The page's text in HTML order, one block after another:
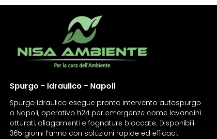
Spurgo - Idraulico - Napoli
Spurgo idraulico esegue pronto intervento autospurgo
a Napoli, operativo h24 per emergenze come lavandini
otturati, allagamenti e fognature bloccate. Disponibili
365 giorni l’anno con soluzioni rapide ed efficaci.